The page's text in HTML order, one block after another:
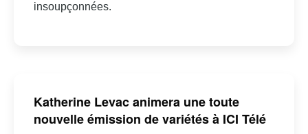
insoupçonnées.
Katherine Levac animera une toute
nouvelle émission de variétés à ICI Télé